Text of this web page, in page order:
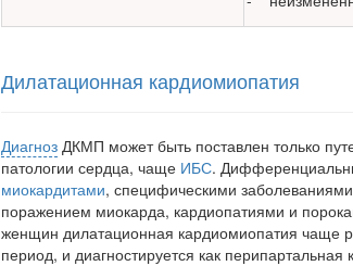
Дилатационная кардиомиопатия
Диагноз ДКМП может быть поставлен только
патологии сердца, чаще ИБС.
миокардитами, специфическими
поражением миокарда, кардиопатиями и
женщин дилатационная кардиомиопатия чаще
период, и диагностируется как перипартальная